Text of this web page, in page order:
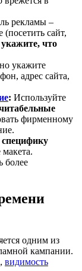
рекламы –
(посетить сайт,
что
укажите
адрес сайта,
: Используйте
фирменному
специфику
макета.
более
одним из
кампании.
видимость